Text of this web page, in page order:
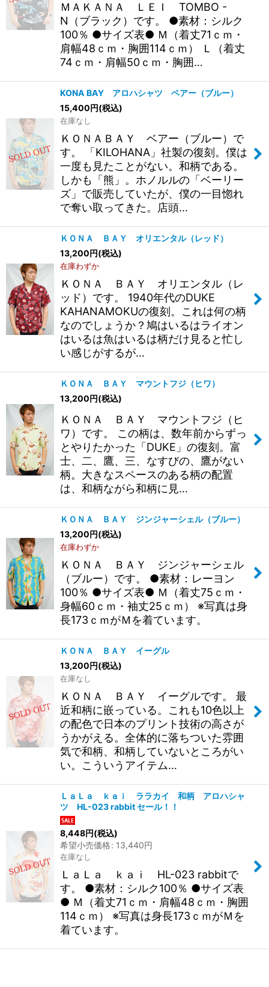
ＭＡＫＡＮＡ ＬＥＩ TOMBO -
N（ブラック）です。 ●素材：シルク
100％ ●サイズ表● Ｍ（着丈71ｃｍ・
肩幅48ｃｍ・胸囲114ｃｍ） Ｌ（着丈
74ｃｍ・肩幅50ｃｍ・胸囲…
KONA BAY アロハシャツ ベアー（ブルー）
15,400円(税込)
在庫なし
ＫＯＮＡＢＡＹ ベアー（ブルー）で
す。 「KILOHANA」社製の復刻。僕は
一度も見たことがない。和柄である。
しかも「熊」。ホノルルの「ベーリー
ズ」で販売していたが、僕の一目惚れ
で奪い取ってきた。店頭…
ＫＯＮＡ ＢＡＹ オリエンタル（レッド）
13,200円(税込)
在庫わずか
ＫＯＮＡ ＢＡＹ オリエンタル（レ
ッド）です。 1940年代のDUKE
KAHANAMOKUの復刻。これは何の柄
なのでしょうか？鳩はいるはライオン
はいるは魚はいるは柄だけ見ると忙し
い感じがするが…
ＫＯＮＡ ＢＡＹ マウントフジ（ヒワ）
13,200円(税込)
ＫＯＮＡ ＢＡＹ マウントフジ（ヒ
ワ）です。 この柄は、数年前からずっ
とやりたかった「DUKE」の復刻。富
士、二、鷹、三、なすびの、鷹がない
柄。大きなスペースのある柄の配置
は、和柄ながら和柄に見…
ＫＯＮＡ ＢＡＹ ジンジャーシェル（ブルー）
13,200円(税込)
在庫わずか
ＫＯＮＡ ＢＡＹ ジンジャーシェル
（ブルー）です。 ●素材：レーヨン
100％ ●サイズ表● Ｍ（着丈75ｃｍ・
身幅60ｃｍ・袖丈25ｃｍ） ※写真は身
長173ｃｍがＭを着ています。
ＫＯＮＡ ＢＡＹ イーグル
13,200円(税込)
在庫なし
ＫＯＮＡ ＢＡＹ イーグルです。 最
近和柄に嵌っている。これも10色以上
の配色で日本のプリント技術の高さが
うかがえる。全体的に落ちついた雰囲
気で和柄、和柄していないところがい
い。こういうアイテム…
ＬａＬａ ｋａｉ ララカイ 和柄 アロハシャ
ツ HL-023 rabbit セール！！
8,448円(税込)
希望小売価格: 13,440円
在庫なし
ＬａＬａ ｋａｉ HL-023 rabbitで
す。 ●素材：シルク100％ ●サイズ表
● Ｍ（着丈71ｃｍ・肩幅48ｃｍ・胸囲
114ｃｍ） ※写真は身長173ｃｍがＭを
着ています。